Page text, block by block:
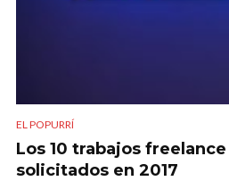
EL POPURRÍ
Los 10 trabajos
solicitados en 2017